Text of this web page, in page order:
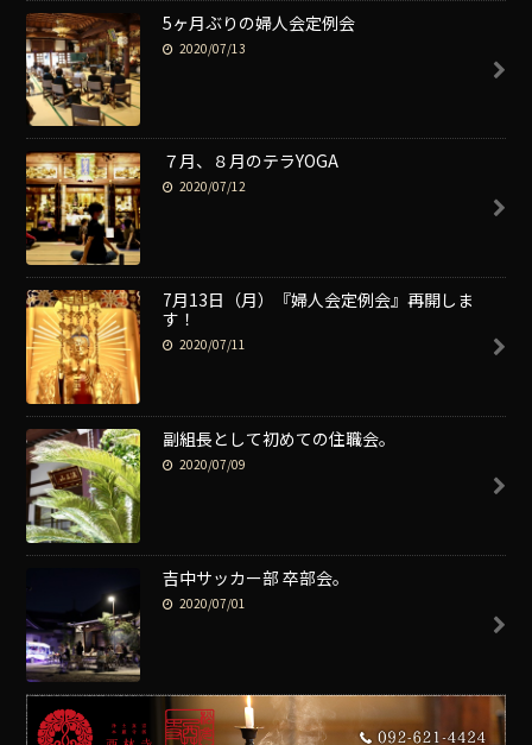
5ヶ月ぶりの婦人会定例会
2020/07/13
７月、８月のテラYOGA
2020/07/12
7月13日（月）『婦人会定例会』再開しま
す！
2020/07/11
副組長として初めての住職会。
2020/07/09
吉中サッカー部 卒部会。
2020/07/01